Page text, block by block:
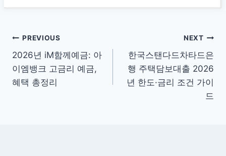
글
탐
색
PREVIOUS
2026년 iM함께예금: 아
이엠뱅크 고금리 예금,
혜택 총정리
NEXT
한국스탠다드차타드은
행 주택담보대출 2026
년 한도·금리 조건 가이
드